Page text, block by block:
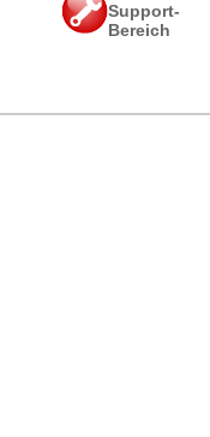
Support-
Bereich